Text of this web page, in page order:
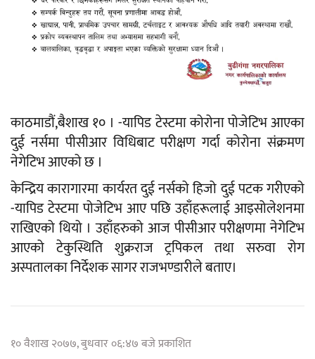
काठमाडौं,बैशाख १० । -यापिड टेस्टमा कोरोना पोजेटिभ आएका
दुई नर्समा पीसीआर विधिबाट परीक्षण गर्दा कोरोना संक्रमण
नेगेटिभ आएको छ ।
केन्द्रिय कारागारमा कार्यरत दुई नर्सको हिजो दुई पटक गरीएको
-यापिड टेस्टमा पोजेटिभ आए पछि उहाँहरूलाई आइसोलेशनमा
राखिएको थियो । उहाँहरुको आज पीसीआर परीक्षणमा नेगेटिभ
आएको टेकुस्थिति शुक्रराज ट्रपिकल तथा सरुवा रोग
अस्पतालका निर्देशक सागर राजभण्डारीले बताए।
१० वैशाख २०७७, बुधवार ०६:४७ बजे प्रकाशित